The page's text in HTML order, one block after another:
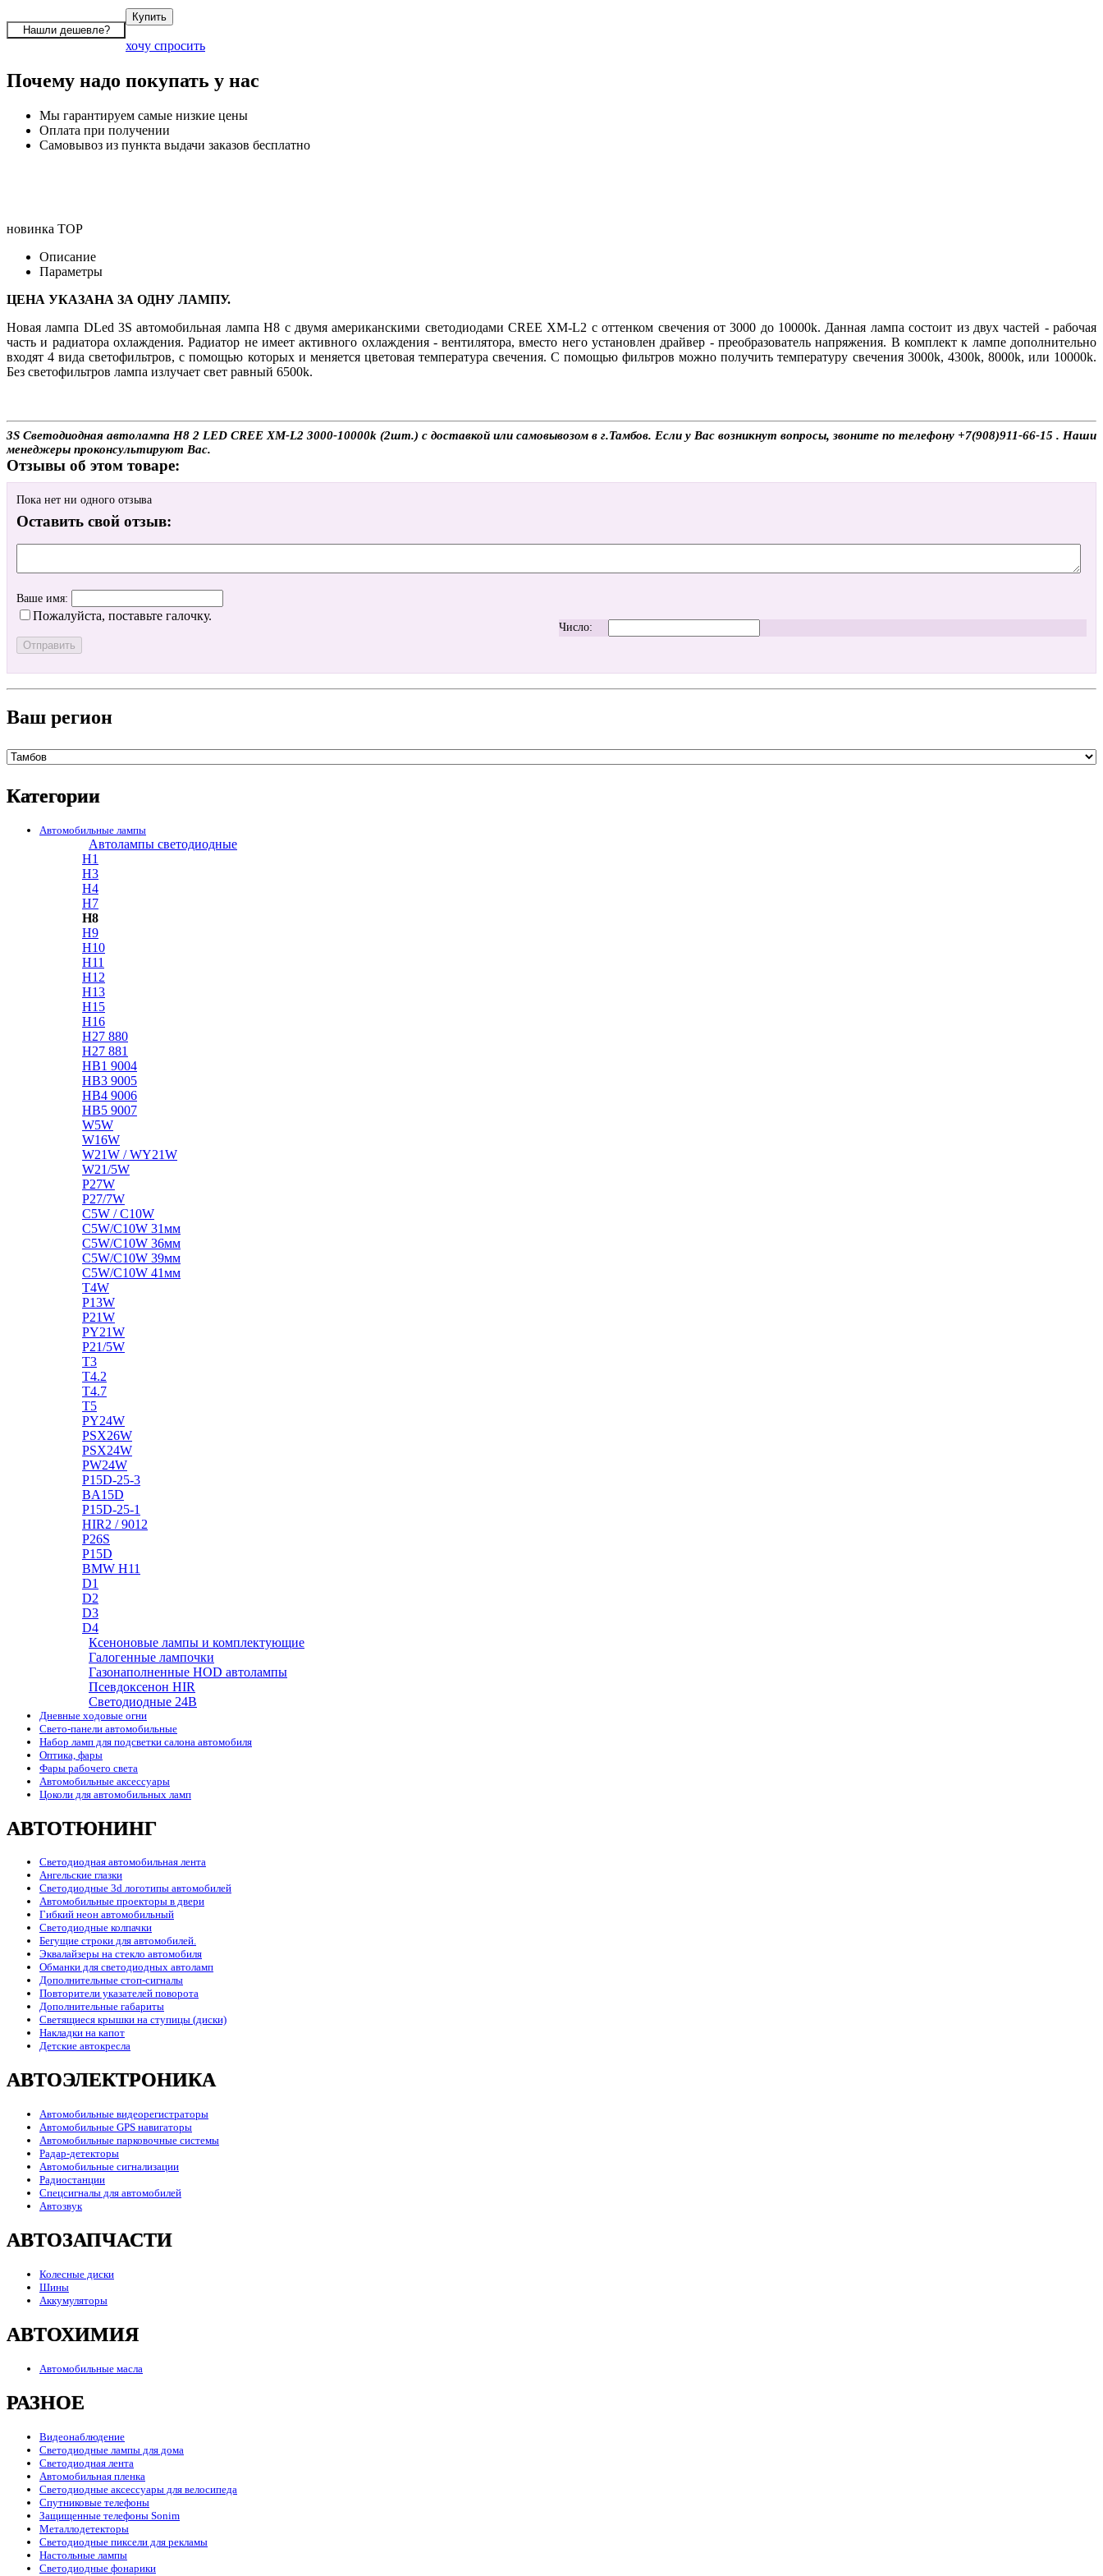
хочу спросить
Почему надо покупать у нас
Мы гарантируем самые низкие цены
Оплата при получении
Самовывоз из пункта выдачи заказов бесплатно
новинка TOP
Описание
Параметры
ЦЕНА УКАЗАНА ЗА ОДНУ ЛАМПУ.
Новая лампа DLed 3S автомобильная лампа H8 с двумя американскими светодиодами CREE XM-L2 с оттенком свечения от 3000 до 10000k. Данная лампа состоит из двух частей - рабочая
часть и радиатора охлаждения. Радиатор не имеет активного охлаждения - вентилятора, вместо него установлен драйвер - преобразователь напряжения. В комплект к лампе дополнительно
входят 4 вида светофильтров, с помощью которых и меняется цветовая температура свечения. С помощью фильтров можно получить температуру свечения 3000k, 4300k, 8000k, или 10000k.
Без светофильтров лампа излучает свет равный 6500k.
3S Светодиодная автолампа H8 2 LED CREE XM-L2 3000-10000k (2шт.) с доставкой или самовывозом в г.Тамбов. Если у Вас возникнут вопросы, звоните по телефону +7(908)911-66-15 . Наши
менеджеры проконсультируют Вас.
Отзывы об этом товаре:
Пока нет ни одного отзыва
Оставить свой отзыв:
Ваше имя:
Пожалуйста, поставьте галочку.
Число:
Ваш регион
Категории
Автомобильные лампы
Автолампы светодиодные
H1
H3
H4
H7
H8
H9
H10
H11
H12
H13
H15
H16
H27 880
H27 881
HB1 9004
HB3 9005
HB4 9006
HB5 9007
W5W
W16W
W21W / WY21W
W21/5W
P27W
P27/7W
C5W / C10W
C5W/C10W 31мм
C5W/C10W 36мм
C5W/C10W 39мм
C5W/C10W 41мм
T4W
P13W
P21W
PY21W
P21/5W
T3
T4.2
T4.7
T5
PY24W
PSX26W
PSX24W
PW24W
P15D-25-3
BA15D
P15D-25-1
HIR2 / 9012
P26S
P15D
BMW H11
D1
D2
D3
D4
Ксеноновые лампы и комплектующие
Галогенные лампочки
Газонаполненные HOD автолампы
Псевдоксенон HIR
Cветодиодные 24B
Дневные ходовые огни
Свето-панели автомобильные
Набор ламп для подсветки салона автомобиля
Оптика, фары
Фары рабочего света
Автомобильные аксессуары
Цоколи для автомобильных ламп
АВТОТЮНИНГ
Светодиодная автомобильная лента
Ангельские глазки
Светодиодные 3d логотипы автомобилей
Автомобильные проекторы в двери
Гибкий неон автомобильный
Светодиодные колпачки
Бегущие строки для автомобилей.
Эквалайзеры на стекло автомобиля
Обманки для светодиодных автоламп
Дополнительные стоп-сигналы
Повторители указателей поворота
Дополнительные габариты
Светящиеся крышки на ступицы (диски)
Накладки на капот
Детские автокресла
АВТОЭЛЕКТРОНИКА
Автомобильные видеорегистраторы
Автомобильные GPS навигаторы
Автомобильные парковочные системы
Радар-детекторы
Автомобильные сигнализации
Радиостанции
Спецсигналы для автомобилей
Автозвук
АВТОЗАПЧАСТИ
Колесные диски
Шины
Аккумуляторы
АВТОХИМИЯ
Автомобильные масла
РАЗНОЕ
Видеонаблюдение
Светодиодные лампы для дома
Светодиодная лента
Автомобильная пленка
Светодиодные аксессуары для велосипеда
Спутниковые телефоны
Защищенные телефоны Sonim
Металлодетекторы
Светодиодные пиксели для рекламы
Настольные лампы
Светодиодные фонарики